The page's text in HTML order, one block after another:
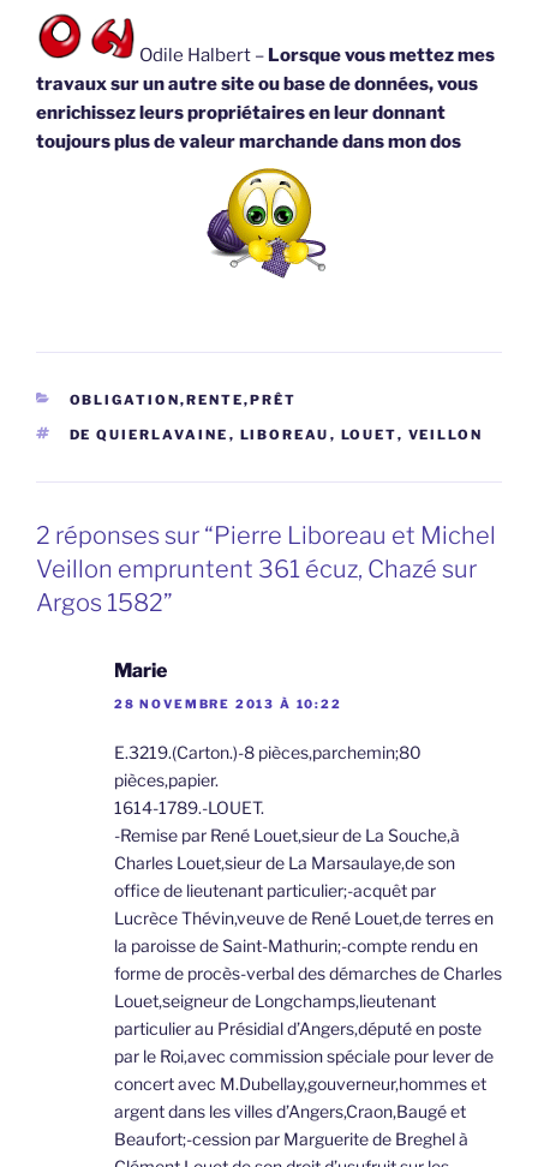
Odile Halbert – Lorsque vous mettez mes
travaux sur un autre site ou base de données, vous
enrichissez leurs propriétaires en leur donnant
toujours plus de valeur marchande dans mon dos
CATÉGORIES
OBLIGATION,RENTE,PRÊT
ÉTIQUETTES
DE QUIERLAVAINE , LIBOREAU , LOUET, VEILLON
2 réponses sur “Pierre Liboreau et Michel
Veillon empruntent 361 écuz, Chazé sur
Argos 1582”
Marie
28 NOVEMBRE 2013 À 10:22
E.3219.(Carton.)-8 pièces,parchemin;80
pièces,papier.
1614-1789.-LOUET.
-Remise par René Louet,sieur de La Souche,à
Charles Louet,sieur de La Marsaulaye,de son
office de lieutenant particulier;-acquêt par
Lucrèce Thévin,veuve de René Louet,de terres en
la paroisse de Saint-Mathurin;-compte rendu en
forme de procès-verbal des démarches de Charles
Louet,seigneur de Longchamps,lieutenant
particulier au Présidial d’Angers,député en poste
par le Roi,avec commission spéciale pour lever de
concert avec M.Dubellay,gouverneur,hommes et
argent dans les villes d’Angers,Craon,Baugé et
Beaufort;-cession par Marguerite de Breghel à